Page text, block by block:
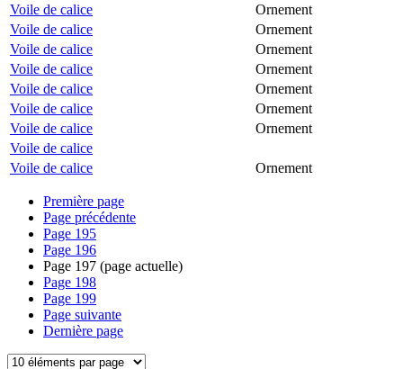
Voile de calice
Ornement
Voile de calice
Ornement
Voile de calice
Ornement
Voile de calice
Ornement
Voile de calice
Ornement
Voile de calice
Ornement
Voile de calice
Ornement
Voile de calice
Voile de calice
Ornement
Première page
Page précédente
Page 195
Page 196
Page 197 (page actuelle)
Page 198
Page 199
Page suivante
Dernière page